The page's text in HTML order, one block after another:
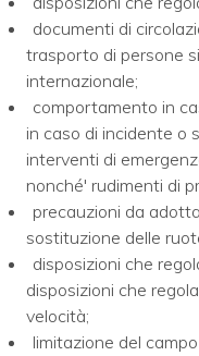
documenti di
trasporto di persone
internazionale;
comportamento in
in caso di incidente o
interventi di
nonché' rudimenti di
precauzioni da
sostituzione delle
disposizioni che
disposizioni che
velocità;
limitazione del